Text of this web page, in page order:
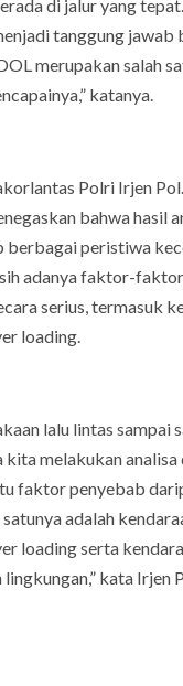
di jalur yang
tanggung jawab
merupakan salah
katanya.
Polri Irjen
bahwa hasil
berbagai peristiwa
adanya faktor-
serius, termasuk
loading.
lalu lintas sampai
melakukan analisa
faktor penyebab
adalah
loading serta
kata Irjen